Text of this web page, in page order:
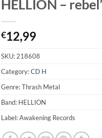
HELLION –
€12,99
SKU: 218608
Category:CD H
Genre: Thrash Metal
Band: HELLION
Label: Awakening Records